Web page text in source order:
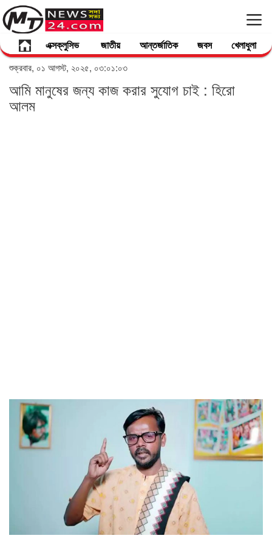
এক্সক্লুসিভ জাতীয় আন্তর্জাতিক জবস খেলাধুলা
শুক্রবার, ০১ আগস্ট, ২০২৫, ০৩:০১:০৩
আমি মানুষের জন্য কাজ করার সুযোগ চাই : হিরো
আলম